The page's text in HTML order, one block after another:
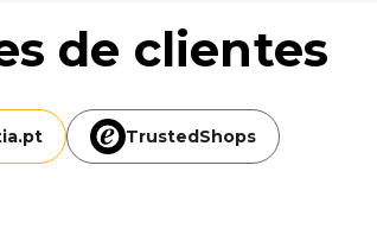
de clientes
pt TrustedShops